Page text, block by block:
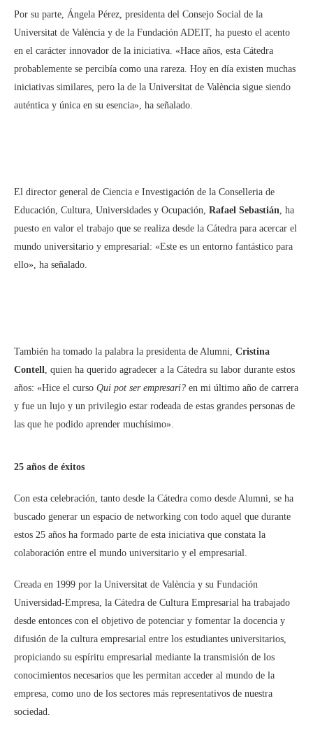
Por su parte, Ángela Pérez, presidenta del Consejo Social de la
Universitat de València y de la Fundación ADEIT, ha puesto el acento
en el carácter innovador de la iniciativa. «Hace años, esta Cátedra
probablemente se percibía como una rareza. Hoy en día existen muchas
iniciativas similares, pero la de la Universitat de València sigue siendo
auténtica y única en su esencia», ha señalado.
El director general de Ciencia e Investigación de la Conselleria de
Educación, Cultura, Universidades y Ocupación, Rafael Sebastián , ha
puesto en valor el trabajo que se realiza desde la Cátedra para acercar el
mundo universitario y empresarial: «Este es un entorno fantástico para
ello», ha señalado.
También ha tomado la palabra la presidenta de Alumni, Cristina
Contell , quien ha querido agradecer a la Cátedra su labor durante estos
años: «Hice el curso Qui pot ser empresari? en mi último año de carrera
y fue un lujo y un privilegio estar rodeada de estas grandes personas de
las que he podido aprender muchísimo».
25 años de éxitos
Con esta celebración, tanto desde la Cátedra como desde Alumni, se ha
buscado generar un espacio de networking con todo aquel que durante
estos 25 años ha formado parte de esta iniciativa que constata la
colaboración entre el mundo universitario y el empresarial.
Creada en 1999 por la Universitat de València y su Fundación
Universidad-Empresa, la Cátedra de Cultura Empresarial ha trabajado
desde entonces con el objetivo de potenciar y fomentar la docencia y
difusión de la cultura empresarial entre los estudiantes universitarios,
propiciando su espíritu empresarial mediante la transmisión de los
conocimientos necesarios que les permitan acceder al mundo de la
empresa, como uno de los sectores más representativos de nuestra
sociedad.